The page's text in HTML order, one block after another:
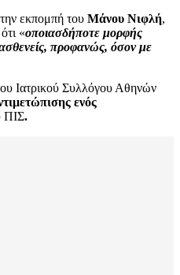
εκπομπή του Μάνου Νιφλή,
«οποιασδήποτε μορφής
προφανώς, όσον με
Ιατρικού Συλλόγου Αθηνών
ενός
ΠΙΣ.